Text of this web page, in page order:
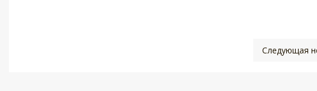
Следующая